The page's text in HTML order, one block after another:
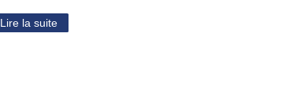
Lire la suite